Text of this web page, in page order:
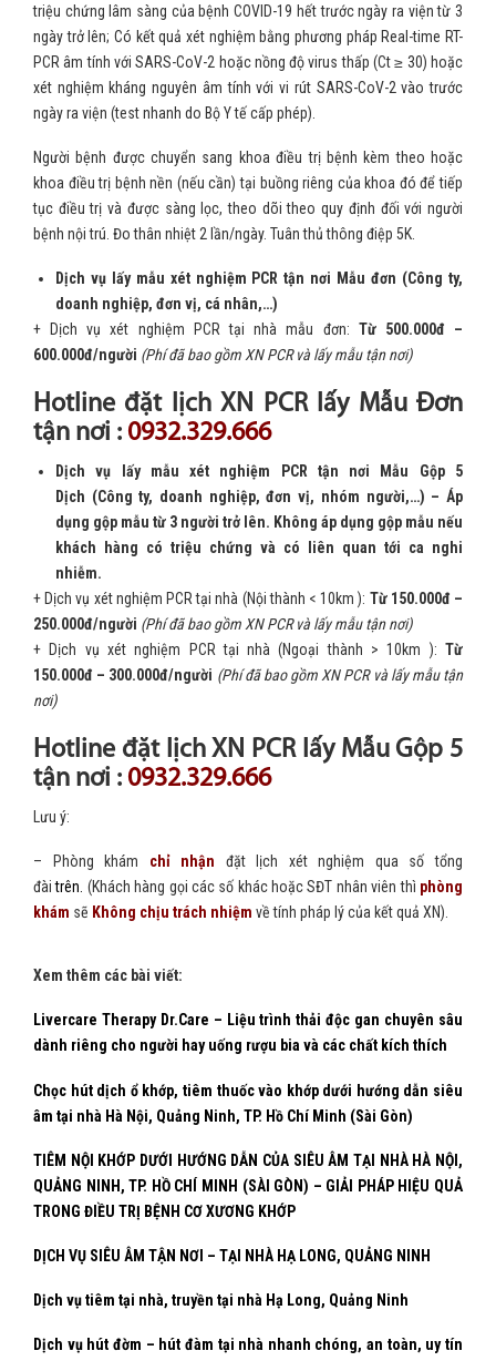
triệu chứng lâm sàng của bệnh COVID-19 hết trước ngày ra viện từ 3
ngày trở lên; Có kết quả xét nghiệm bằng phương pháp Real-time RT-
PCR âm tính với SARS-CoV-2 hoặc nồng độ virus thấp (Ct ≥ 30) hoặc
xét nghiệm kháng nguyên âm tính với vi rút SARS-CoV-2 vào trước
ngày ra viện (test nhanh do Bộ Y tế cấp phép).
Người bệnh được chuyển sang khoa điều trị bệnh kèm theo hoặc
khoa điều trị bệnh nền (nếu cần) tại buồng riêng của khoa đó để tiếp
tục điều trị và được sàng lọc, theo dõi theo quy định đối với người
bệnh nội trú. Đo thân nhiệt 2 lần/ngày. Tuân thủ thông điệp 5K.
Dịch vụ lấy mẫu xét nghiệm PCR tận nơi Mẫu đơn (Công ty,
doanh nghiệp, đơn vị, cá nhân,…)
+ Dịch vụ xét nghiệm PCR tại nhà mẫu đơn: Từ 500.000đ –
600.000đ/người (Phí đã bao gồm XN PCR và lấy mẫu tận nơi)
Hotline đặt lịch XN PCR lấy Mẫu Đơn
tận nơi : 0932.329.666
Dịch vụ lấy mẫu xét nghiệm PCR tận nơi Mẫu Gộp 5
Dịch (Công ty, doanh nghiệp, đơn vị, nhóm người,…) – Áp
dụng gộp mẫu từ 3 người trở lên. Không áp dụng gộp mẫu nếu
khách hàng có triệu chứng và có liên quan tới ca nghi
nhiễm.
+ Dịch vụ xét nghiệm PCR tại nhà (Nội thành < 10km ): Từ 150.000đ –
250.000đ/người (Phí đã bao gồm XN PCR và lấy mẫu tận nơi)
+ Dịch vụ xét nghiệm PCR tại nhà (Ngoại thành > 10km ): Từ
150.000đ – 300.000đ/người (Phí đã bao gồm XN PCR và lấy mẫu tận
nơi)
Hotline đặt lịch XN PCR lấy Mẫu Gộp 5
tận nơi : 0932.329.666
Lưu ý:
– Phòng khám chỉ nhận đặt lịch xét nghiệm qua số tổng
đàitrên. (Khách hàng gọi các số khác hoặc SĐT nhân viên thì phòng
khám sẽ Không chịu trách nhiệm về tính pháp lý của kết quả XN).
Xem thêm các bài viết:
Livercare Therapy Dr.Care – Liệu trình thải độc gan chuyên sâu
dành riêng cho người hay uống rượu bia và các chất kích thích
Chọc hút dịch ổ khớp, tiêm thuốc vào khớp dưới hướng dẫn siêu
âm tại nhà Hà Nội, Quảng Ninh, TP. Hồ Chí Minh (Sài Gòn)
TIÊM NỘI KHỚP DƯỚI HƯỚNG DẪN CỦA SIÊU ÂM TẠI NHÀ HÀ NỘI,
QUẢNG NINH, TP. HỒ CHÍ MINH (SÀI GÒN) – GIẢI PHÁP HIỆU QUẢ
TRONG ĐIỀU TRỊ BỆNH CƠ XƯƠNG KHỚP
DỊCH VỤ SIÊU ÂM TẬN NƠI – TẠI NHÀ HẠ LONG, QUẢNG NINH
Dịch vụ tiêm tại nhà, truyền tại nhà Hạ Long, Quảng Ninh
Dịch vụ hút đờm – hút đàm tại nhà nhanh chóng, an toàn, uy tín